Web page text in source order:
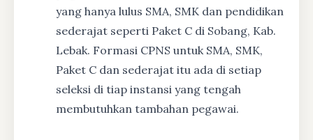
yang hanya lulus SMA, SMK dan pendidikan
sederajat seperti Paket C di Sobang, Kab.
Lebak. Formasi CPNS untuk SMA, SMK,
Paket C dan sederajat itu ada di setiap
seleksi di tiap instansi yang tengah
membutuhkan tambahan pegawai.